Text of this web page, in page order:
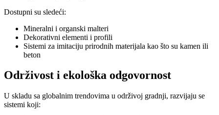
Dostupni su sledeći:
Mineralni i organski malteri
Dekorativni elementi i profili
Sistemi za imitaciju prirodnih materijala kao što su kamen ili
beton
Održivost i ekološka odgovornost
U skladu sa globalnim trendovima u održivoj gradnji, razvijaju se
sistemi koji: